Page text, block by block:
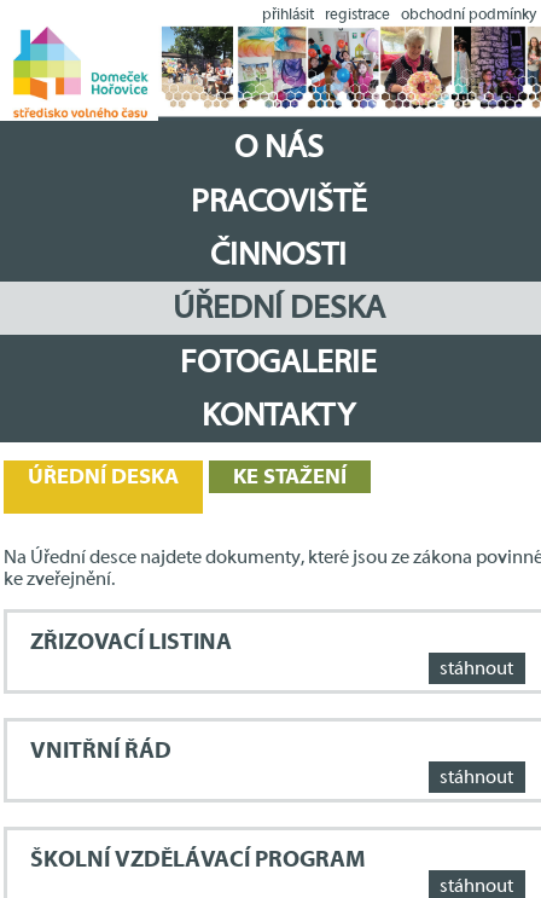
přihlásit registrace obchodní podmínky
O NÁS
PRACOVIŠTĚ
ČINNOSTI
ÚŘEDNÍ DESKA
FOTOGALERIE
KONTAKTY
ÚŘEDNÍ DESKA KE STAŽENÍ
Na Úřední desce najdete dokumenty, které jsou ze zákona
ke zveřejnění.
stáhnout
ZŘIZOVACÍ LISTINA
stáhnout
VNITŘNÍ ŘÁD
stáhnout
ŠKOLNÍ VZDĚLÁVACÍ PROGRAM